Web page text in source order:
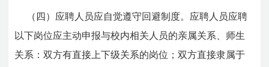
（四）应聘人员应自觉遵守回避制度。应聘人员应聘
以下岗位应主动申报与校内相关人员的亲属关系、师生
关系：双方有直接上下级关系的岗位；双方直接隶属于